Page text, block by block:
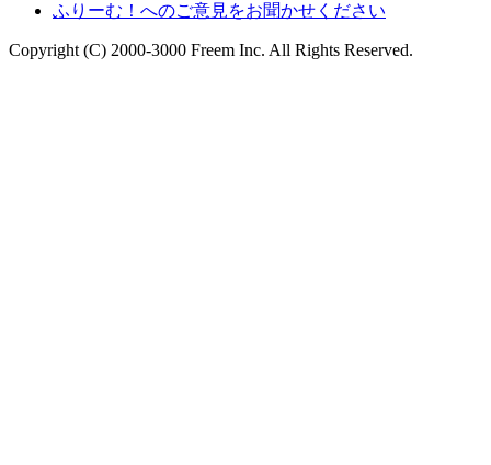
ふりーむ！へのご意見をお聞かせください
Copyright (C) 2000-3000 Freem Inc. All Rights Reserved.